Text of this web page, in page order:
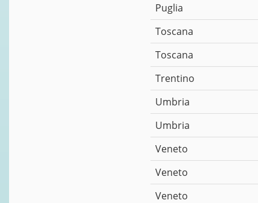
Puglia
Toscana
Toscana
Trentino
Umbria
Umbria
Veneto
Veneto
Veneto